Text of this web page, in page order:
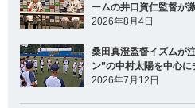
ームの井口資仁監督が
2026年8月4日
桑田真澄監督イズムが
ン”の中村太陽を中心
2026年7月12日